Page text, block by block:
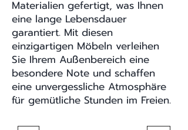
Materialien gefertigt, was Ihnen
eine lange Lebensdauer
garantiert. Mit diesen
einzigartigen Möbeln verleihen
Sie Ihrem Außenbereich eine
besondere Note und schaffen
eine unvergessliche Atmosphäre
für gemütliche Stunden im Freien.